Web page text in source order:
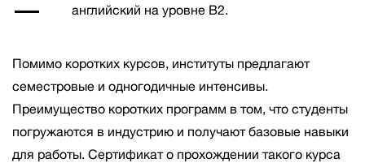
английский на уровне B2.
Помимо коротких курсов, институты предлагают
семестровые и одногодичные интенсивы.
Преимущество коротких программ в том, что студенты
погружаются в индустрию и получают базовые навыки
для работы. Сертификат о прохождении такого курса